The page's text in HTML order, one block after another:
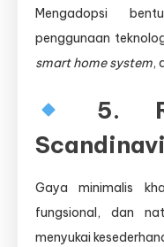
Mengadopsi
penggunaan
smart home system,
5.
Gaya minimalis
fungsional, dan
menyukai